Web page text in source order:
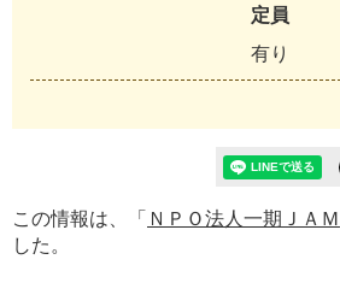
定員
有り
この情報は、「 ＮＰＯ法人一期ＪＡＭ
した。